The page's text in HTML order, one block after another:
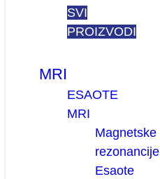
SVI
PROIZVODI
MRI
ESAOTE
MRI
Magnetske
rezonancije
Esaote